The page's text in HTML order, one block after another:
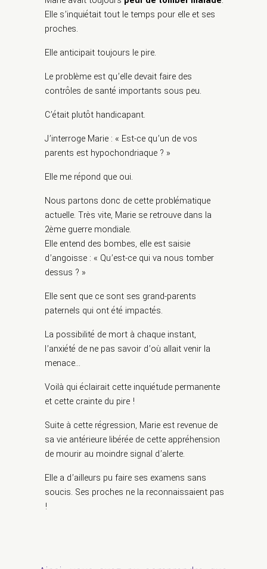
Elle s’inquiétait tout le temps pour elle et ses
proches.
Elle anticipait toujours le pire.
Le problème est qu’elle devait faire des
contrôles de santé importants sous peu.
C’était plutôt handicapant.
J’interroge Marie : « Est-ce qu’un de vos
parents est hypochondriaque ? »
Elle me répond que oui.
Nous partons donc de cette problématique
actuelle. Très vite, Marie se retrouve dans la
2ème guerre mondiale.
Elle entend des bombes, elle est saisie
d’angoisse : « Qu’est-ce qui va nous tomber
dessus ? »
Elle sent que ce sont ses grand-parents
paternels qui ont été impactés.
La possibilité de mort à chaque instant,
l’anxiété de ne pas savoir d’où allait venir la
menace…
Voilà qui éclairait cette inquiétude permanente
et cette crainte du pire !
Suite à cette régression, Marie est revenue de
sa vie antérieure libérée de cette appréhension
de mourir au moindre signal d’alerte.
Elle a d’ailleurs pu faire ses examens sans
soucis. Ses proches ne la reconnaissaient pas
!